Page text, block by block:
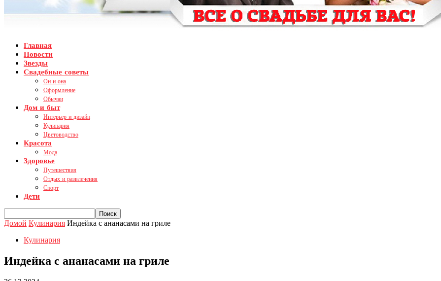
Главная
Новости
Звезды
Свадебные советы
Он и она
Оформление
Обычаи
Дом и быт
Интерьер и дизайн
Кулинария
Цветоводство
Красота
Мода
Здоровье
Путешествия
Отдых и развлечения
Спорт
Дети
Домой Кулинария Индейка с ананасами на гриле
Кулинария
Индейка с ананасами на гриле